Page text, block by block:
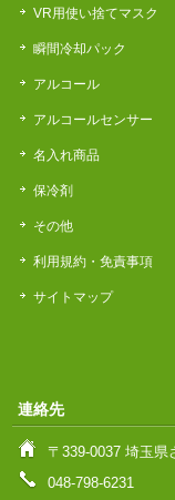
VR用使い捨てマスク
瞬間冷却パック
アルコール
アルコールセンサー
名入れ商品
保冷剤
その他
利用規約・免責事項
サイトマップ
連絡先
〒339-0037 埼玉県
048-798-6231